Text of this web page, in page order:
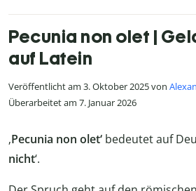
Pecunia non olet |
auf Latein
Veröffentlicht am 3. Oktober 2025 von
Überarbeitet am 7. Januar 2026
‚Pecunia non olet‘ bedeutet auf
nicht‘.